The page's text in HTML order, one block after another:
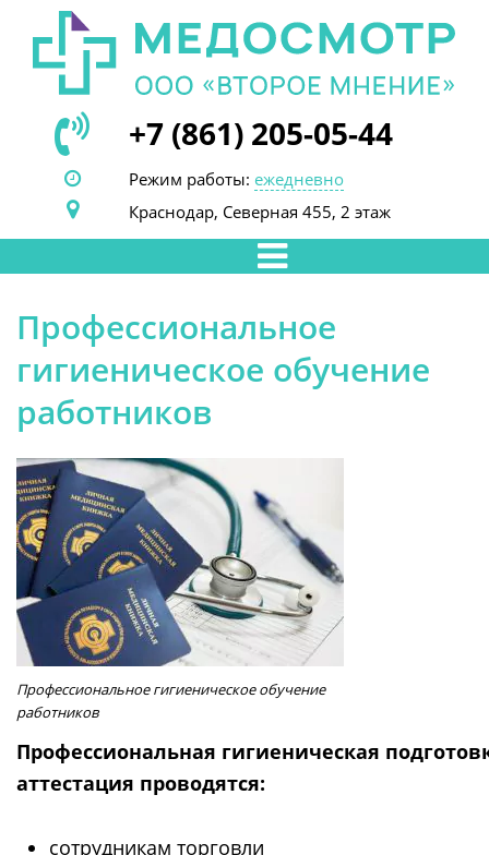
+7 (861) 205-05-44
Режим работы: ежедневно
Краснодар, Северная 455, 2 этаж
Профессиональное
гигиеническое обучение
работников
Профессиональное гигиеническое обучение
работников
Профессиональная гигиеническая
аттестация проводятся:
сотрудникам торговли